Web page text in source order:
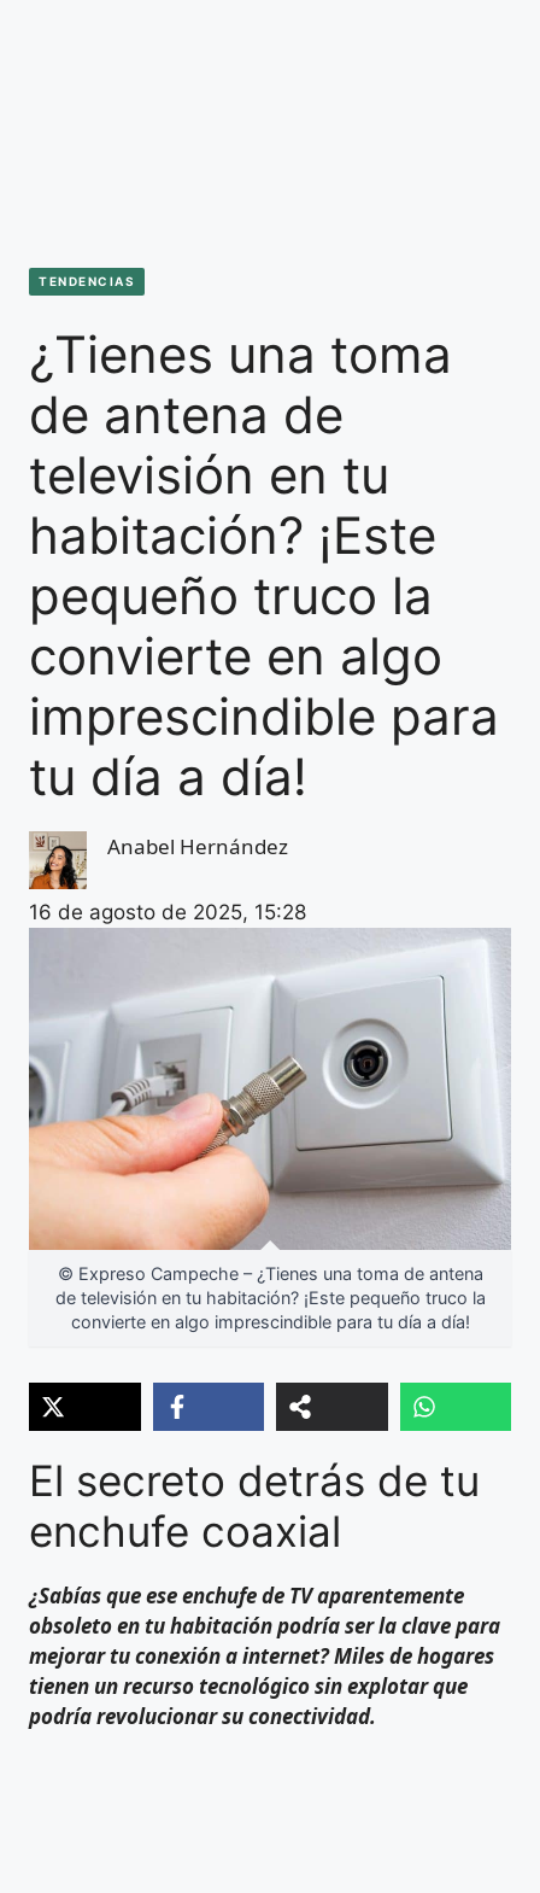
TENDENCIAS
¿Tienes una toma
de antena de
televisión en tu
habitación? ¡Este
pequeño truco la
convierte en algo
imprescindible para
tu día a día!
Anabel Hernández
16 de agosto de 2025, 15:28
© Expreso Campeche – ¿Tienes una toma de antena
de televisión en tu habitación? ¡Este pequeño truco la
convierte en algo imprescindible para tu día a día!
El secreto detrás de tu
enchufe coaxial
¿Sabías que ese enchufe de TV aparentemente
obsoleto en tu habitación podría ser la clave para
mejorar tu conexión a internet? Miles de hogares
tienen un recurso tecnológico sin explotar que
podría revolucionar su conectividad.